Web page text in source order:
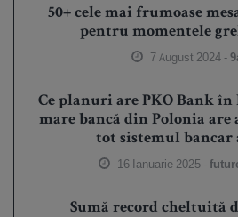
50+ cele mai frumoase
pentru momentele
7 August 2024 -
Ce planuri are PKO Bank în
mare bancă din Polonia are
tot sistemul bancar
16 Ianuarie 2025 -
Sumă record cheltuită